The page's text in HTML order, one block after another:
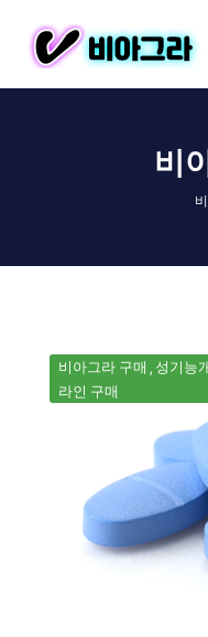
비
비아그라 구매 성기능
라인 구매